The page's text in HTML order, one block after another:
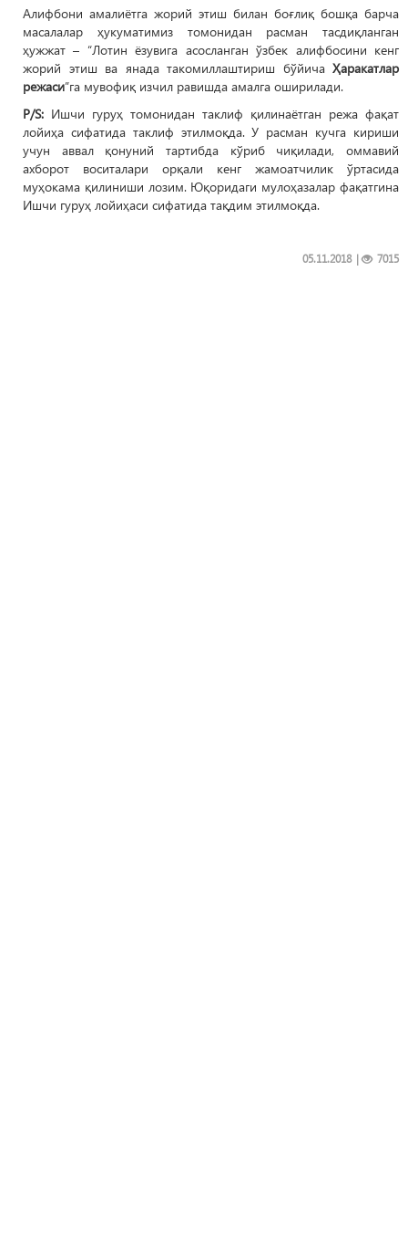
Алифбони амалиётга жорий этиш билан боғлиқ бошқа барча
масалалар ҳукуматимиз томонидан расман тасдиқланган
ҳужжат – “Лотин ёзувига асосланган ўзбек алифбосини кенг
жорий этиш ва янада такомиллаштириш бўйича Ҳаракатлар
режаси”га мувофиқ изчил равишда амалга оширилади.
P/S: Ишчи гуруҳ томонидан таклиф қилинаётган режа фақат
лойиҳа сифатида таклиф этилмоқда. У расман кучга кириши
учун аввал қонуний тартибда кўриб чиқилади, оммавий
ахборот воситалари орқали кенг жамоатчилик ўртасида
муҳокама қилиниши лозим. Юқоридаги мулоҳазалар фақатгина
Ишчи гуруҳ лойиҳаси сифатида тақдим этилмоқда.
| 7015
05.11.2018